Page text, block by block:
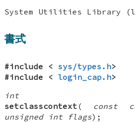
System Utilities
書式
#include < sys/types.h>
#include < login_cap.h>
int
setclasscontext ( const
unsigned int flags);